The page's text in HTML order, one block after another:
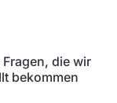
die wir
bekommen